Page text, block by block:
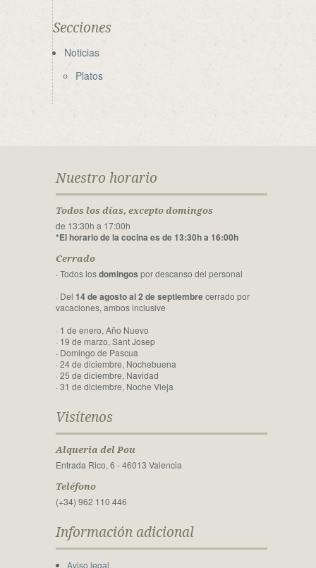
Secciones
Noticias
Platos
Nuestro horario
Todos los días, excepto domingos
de 13:30h a 17:00h
*El horario de la cocina es de 13:30h a 16:00h
Cerrado
· Todos losdomingos por descanso del personal
· Del 14 de agosto al 2 de septiembrecerrado por
vacaciones, ambos inclusive
· 1 de enero, Año Nuevo
· 19 de marzo, Sant Josep
· Domingo de Pascua
· 24 de diciembre, Nochebuena
· 25 de diciembre, Navidad
· 31 de diciembre, Noche Vieja
Visítenos
Alqueria del Pou
Entrada Rico, 6 - 46013 Valencia
Teléfono
(+34) 962 110 446
Información adicional
Aviso legal